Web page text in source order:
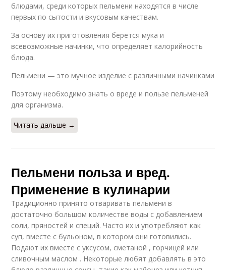
блюдами, среди которых пельмени находятся в числе
первых по сытости и вкусовым качествам.
За основу их приготовления берется мука и
всевозможные начинки, что определяет калорийность
блюда.
Пельмени — это мучное изделие с различными начинками
Поэтому необходимо знать о вреде и пользе пельменей
для организма.
Читать дальше →
Пельмени польза и вред.
Применение в кулинарии
Традиционно принято отваривать пельмени в
достаточно большом количестве воды с добавлением
соли, пряностей и специй. Часто их и употребляют как
суп, вместе с бульоном, в котором они готовились.
Подают их вместе с уксусом, сметаной , горчицей или
сливочным маслом . Некоторые любят добавлять в это